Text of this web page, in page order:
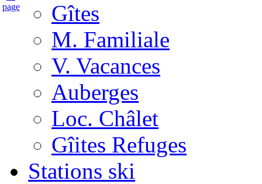
Gîtes
M. Familiale
V. Vacances
Auberges
Loc. Châlet
Gîites Refuges
Stations ski